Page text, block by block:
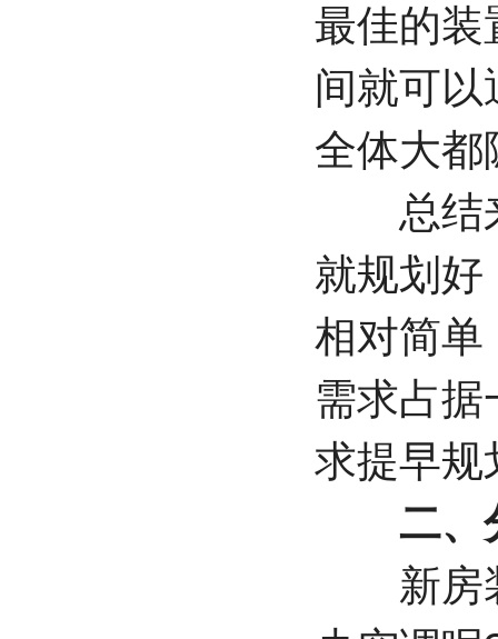
最佳的装
间就可以
全体大都
总结来
就规划好
相对简单
需求占据
求提早规
二、分
新房装